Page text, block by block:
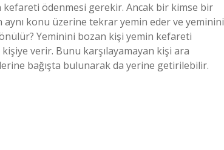
ödenmesi gerekir. Ancak bir kimse bir
konu üzerine tekrar yemin eder ve yeminini
Yeminini bozan kişi yemin kefareti
verir. Bunu karşılayamayan kişi ara
bağışta bulunarak da yerine getirilebilir.